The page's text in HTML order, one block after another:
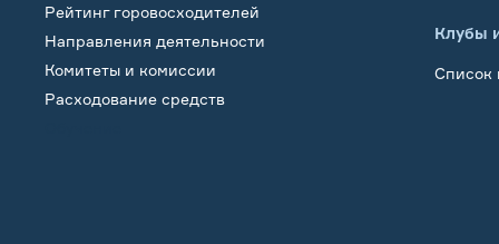
Рейтинг горовосходителей
Направления деятельности
Комитеты и комиссии
Расходование средств
Клубы
Список